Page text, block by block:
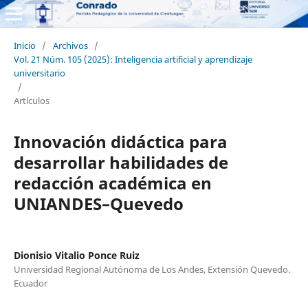
Inicio / Archivos /
Vol. 21 Núm. 105 (2025): Inteligencia artificial y aprendizaje
universitario
/
Artículos
Innovación didáctica para
desarrollar habilidades de
redacción académica en
UNIANDES–Quevedo
Dionisio Vitalio Ponce Ruiz
Universidad Regional Autónoma de Los Andes, Extensión Quevedo.
Ecuador